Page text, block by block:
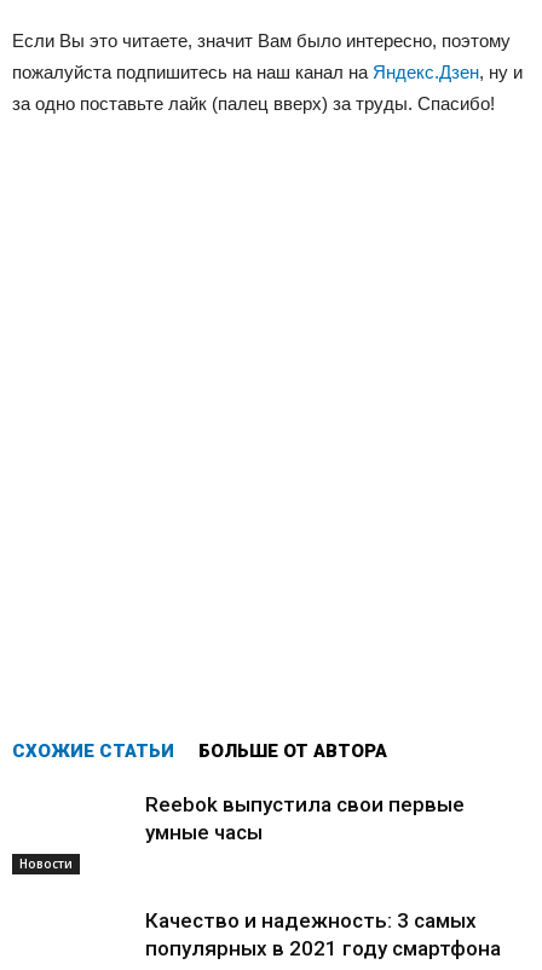
Если Вы это читаете, значит Вам было интересно, поэтому
пожалуйста подпишитесь на наш канал на Яндекс.Дзен, ну и
за одно поставьте лайк (палец вверх) за труды. Спасибо!
СХОЖИЕ СТАТЬИ БОЛЬШЕ ОТ АВТОРА
Новости
Reebok выпустила свои первые
умные часы
Качество и надежность: 3 самых
популярных в 2021 году смартфона